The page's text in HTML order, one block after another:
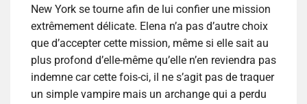
New York se tourne afin de lui confier une mission
extrêmement délicate. Elena n’a pas d’autre choix
que d’accepter cette mission, même si elle sait au
plus profond d’elle-même qu’elle n’en reviendra pas
indemne car cette fois-ci, il ne s’agit pas de traquer
un simple vampire mais un archange qui a perdu